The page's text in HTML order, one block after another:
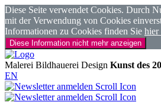
Diese Seite verwendet Cookies. Durch
mit der Verwendung von Cookies
Informationen zu Cookies finden Sie hier
Diese Information nicht mehr anzeigen
Malerei Bildhauerei Design Kunst des
EN